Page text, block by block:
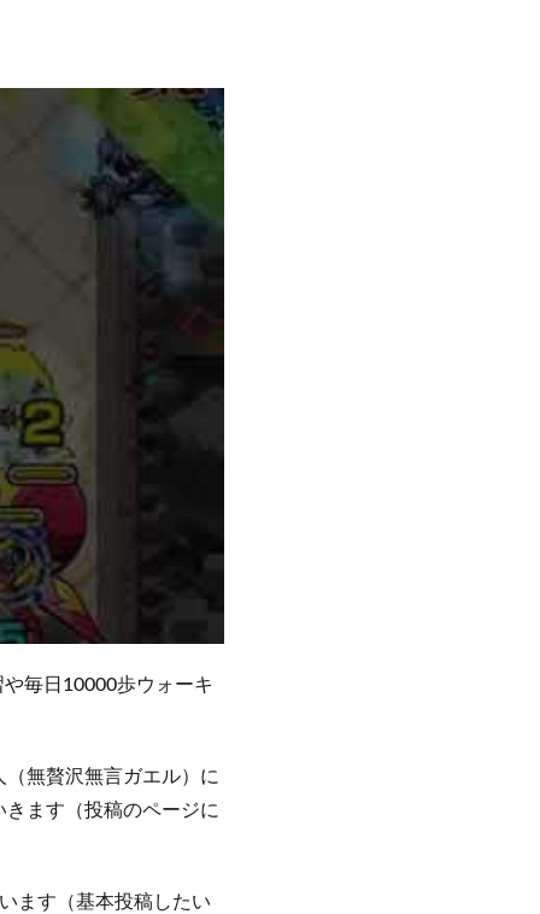
毎日10000歩ウォーキ
無贅沢無言ガエル）に
ます（投稿のページに
ます（基本投稿したい